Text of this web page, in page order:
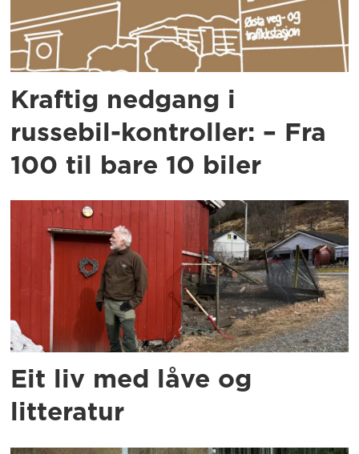
Kraftig nedgang i
russebil-kontroller: – Fra
100 til bare 10 biler
Eit liv med låve og
litteratur